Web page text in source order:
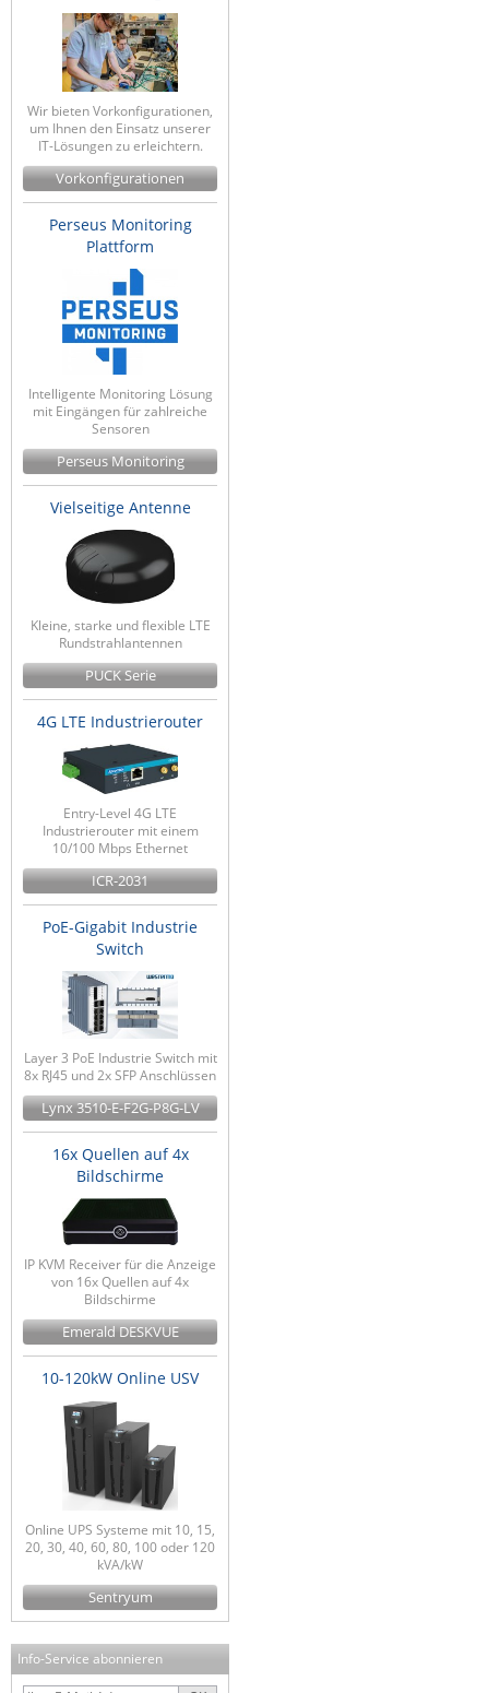
Wir bieten Vorkonfigurationen,
um Ihnen den Einsatz unserer
IT-Lösungen zu erleichtern.
Vorkonfigurationen
Perseus Monitoring
Plattform
Intelligente Monitoring Lösung
mit Eingängen für zahlreiche
Sensoren
Perseus Monitoring
Vielseitige Antenne
Kleine, starke und flexible LTE
Rundstrahlantennen
PUCK Serie
4G LTE Industrierouter
Entry-Level 4G LTE
Industrierouter mit einem
10/100 Mbps Ethernet
ICR-2031
PoE-Gigabit Industrie
Switch
Layer 3 PoE Industrie Switch mit
8x RJ45 und 2x SFP Anschlüssen
Lynx 3510-E-F2G-P8G-LV
16x Quellen auf 4x
Bildschirme
IP KVM Receiver für die Anzeige
von 16x Quellen auf 4x
Bildschirme
Emerald DESKVUE
10-120kW Online USV
Online UPS Systeme mit 10, 15,
20, 30, 40, 60, 80, 100 oder 120
kVA/kW
Sentryum
Info-Service abonnieren